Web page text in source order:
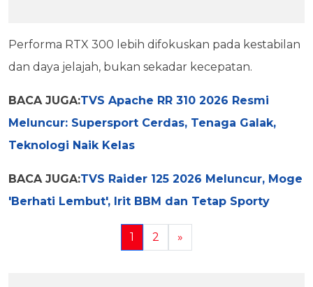
Performa RTX 300 lebih difokuskan pada kestabilan
dan daya jelajah, bukan sekadar kecepatan.
BACA JUGA:TVS Apache RR 310 2026 Resmi
Meluncur: Supersport Cerdas, Tenaga Galak,
Teknologi Naik Kelas
BACA JUGA:TVS Raider 125 2026 Meluncur, Moge
'Berhati Lembut', Irit BBM dan Tetap Sporty
1 2 »